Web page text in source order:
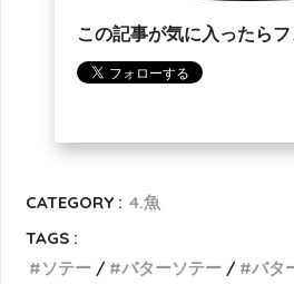
この記事が気に入ったら
CATEGORY : 4.魚
TAGS :
ソテー
バターソテー バタ